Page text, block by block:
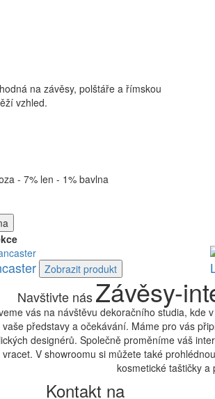
na závěsy, polštáře a římskou
vzhled.
- 7% len - 1% bavlna
Zobrazit produkt
Navštivte násZávěsy-
vás na návštěvu dekoračního studia, kde
vaše představy a očekávání. Máme pro vás
designérů. Společně proměníme váš
vracet. V showroomu si můžete také
kosmetické taštičky a
Kontakt na